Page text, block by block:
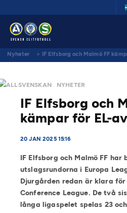
Nyheter > IF Elfsborg och Malmö FF
ALLSVENSKAN NYHETER
IF Elfsborg och
kämpar för EL-
20 JAN 2025 15:16
IF Elfsborg och Malmö FF har
utslagsrundorna i Europa
Djurgården redan är klara
Conference League. De två
långa ligaspelet spelas 23